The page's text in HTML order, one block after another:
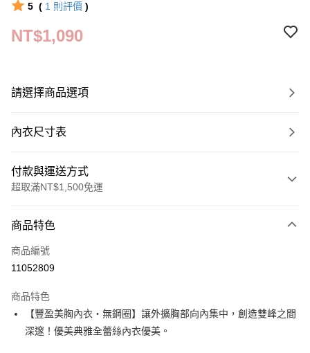
5 ( 1 則評價 )
NT$1,090
請選擇商品選項
內衣尺寸表
付款與運送方式
超取滿NT$1,500免運
信用卡一次付款
超商取貨付款
Apple Pay
商品特色
商品編號
11052809
商品特色
【豐盈美胸內衣・無鋼圈】讓外擴胸部向內集中，創造雙峰之間
深邃！優美典雅全蕾絲內衣優美。